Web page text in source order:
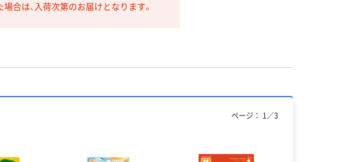
合は、入荷次第のお届けとなります。
ページ： 1 ／3